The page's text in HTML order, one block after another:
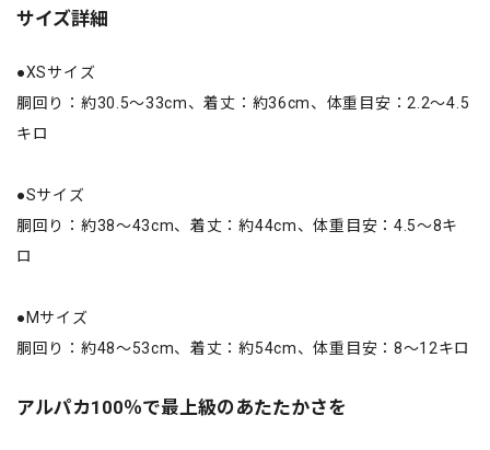
サイズ詳細
●XSサイズ
胴回り：約30.5～33cm、着丈：約36cm、体重目安：2.2～4.5
キロ
●Sサイズ
胴回り：約38～43cm、着丈：約44cm、体重目安：4.5～8キ
ロ
●Mサイズ
胴回り：約48～53cm、着丈：約54cm、体重目安：8～12キロ
アルパカ100％で最上級のあたたかさを